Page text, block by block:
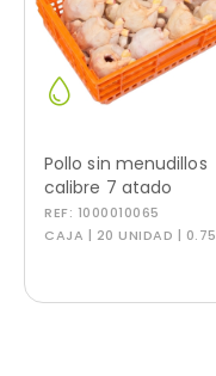
Pollo sin menudillos
calibre 7 atado
REF: 1000010065
CAJA | 20 UNIDAD | 0.75